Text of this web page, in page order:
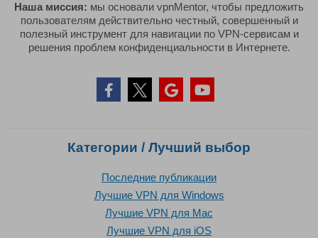
Наша миссия: мы основали vpnMentor, чтобы предложить
пользователям действительно честный, совершенный и
полезный инструмент для навигации по VPN-сервисам и
решения проблем конфиденциальности в Интернете.
Категории / Лучший выбор
Последние публикации
Лучшие VPN для Windows
Лучшие VPN для Mac
Лучшие VPN для iOS